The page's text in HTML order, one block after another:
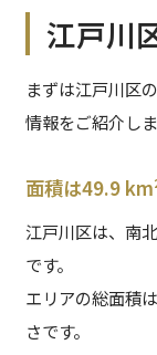
江戸川
まずは江戸川区
情報をご紹介しま
面積は49.9
江戸川区は、南
です。
エリアの総面積
さです。